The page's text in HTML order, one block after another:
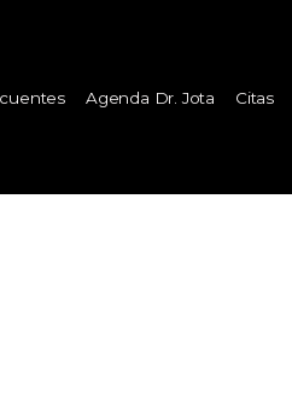
Agenda Dr. Jota Citas